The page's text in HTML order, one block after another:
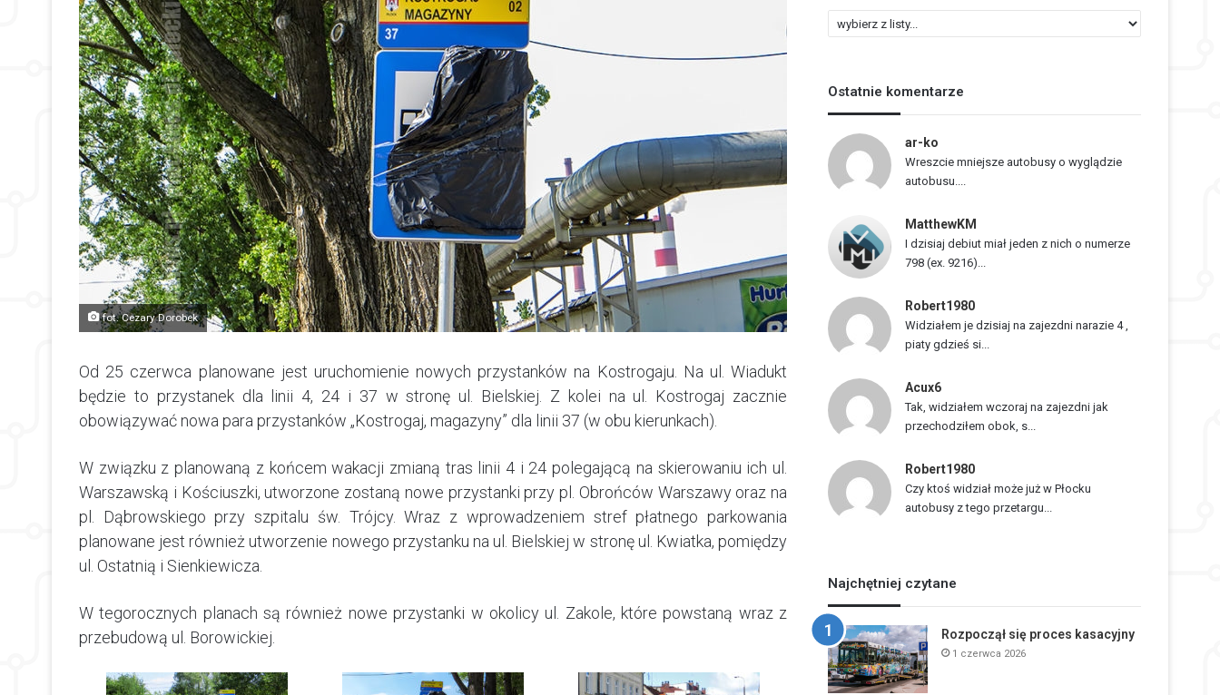
fot. Cezary Dorobek
Od 25 czerwca planowane jest uruchomienie nowych przystanków na Kostrogaju. Na ul. Wiadukt
będzie to przystanek dla linii 4, 24 i 37 w stronę ul. Bielskiej. Z kolei na ul. Kostrogaj zacznie
obowiązywać nowa para przystanków „Kostrogaj, magazyny” dla linii 37 (w obu kierunkach).
W związku z planowaną z końcem wakacji zmianą tras linii 4 i 24 polegającą na skierowaniu ich ul.
Warszawską i Kościuszki, utworzone zostaną nowe przystanki przy pl. Obrońców Warszawy oraz na
pl. Dąbrowskiego przy szpitalu św. Trójcy. Wraz z wprowadzeniem stref płatnego parkowania
planowane jest również utworzenie nowego przystanku na ul. Bielskiej w stronę ul. Kwiatka, pomiędzy
ul. Ostatnią i Sienkiewicza.
W tegorocznych planach są również nowe przystanki w okolicy ul. Zakole, które powstaną wraz z
przebudową ul. Borowickiej.
i
a
p
j
a
Ostatnie komentarze
ar-ko
Wreszcie mniejsze autobusy o wyglądzie
autobusu....
MatthewKM
I dzisiaj debiut miał jeden z nich o numerze
798 (ex. 9216)...
Robert1980
Widziałem je dzisiaj na zajezdni narazie 4 ,
piaty gdzieś si...
Acux6
Tak, widziałem wczoraj na zajezdni jak
przechodziłem obok, s...
Robert1980
Czy ktoś widział może już w Płocku
autobusy z tego przetargu...
Najchętniej czytane
Rozpoczął się proces kasacyjny
1 czerwca 2026